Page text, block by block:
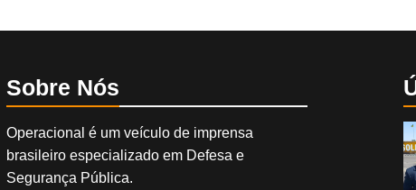
Sobre Nós
Operacional é um veículo de imprensa
brasileiro especializado em Defesa e
Segurança Pública.